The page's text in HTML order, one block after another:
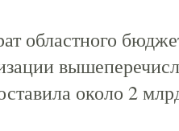
областного
около 2